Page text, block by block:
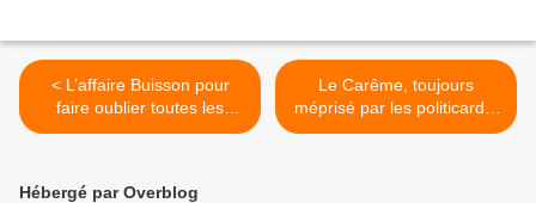
< L’affaire Buisson pour
faire oublier toutes les
autres
Le Carême, toujours
méprisé par les politicards,
contrairement au dîner du
Hébergé par Overblog